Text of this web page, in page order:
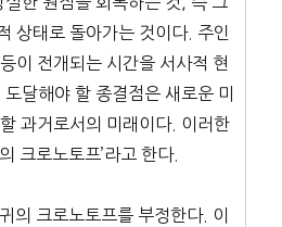
상태로 돌아가는 것이다. 주인
이 전개되는 시간을 서사적 현
달해야 할 종결점은 새로운 미
과거로서의 미래이다. 이러한
크로노토프’라고 한다.
의 크로노토프를 부정한다. 이